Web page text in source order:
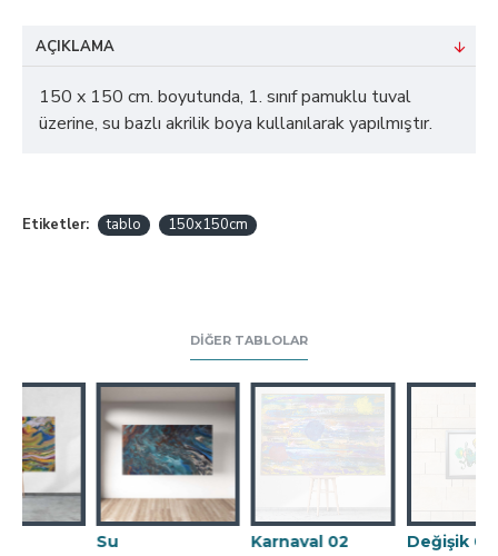
AÇIKLAMA
150 x 150 cm. boyutunda, 1. sınıf pamuklu tuval
üzerine, su bazlı akrilik boya kullanılarak yapılmıştır.
Etiketler: tablo 150x150cm
DIĞER TABLOLAR
Karnaval 02 Değişik 09